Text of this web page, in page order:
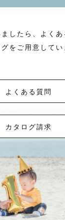
したら、よく
をご用意してい
よくある質問
カタログ請求